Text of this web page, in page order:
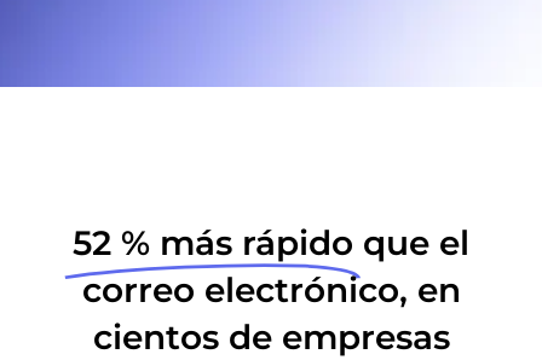
52 % más rápido que el
correo electrónico, en
cientos de empresas